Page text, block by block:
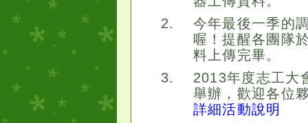
今年最後一季的
喔！提醒各團隊
料上傳完畢。
2013年度志工大
舉辦，歡迎各位
詳細活動說明